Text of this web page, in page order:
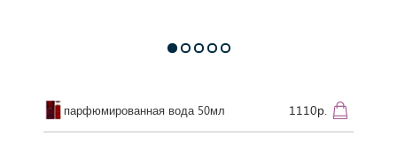
парфюмированная вода 50мл 1110р.